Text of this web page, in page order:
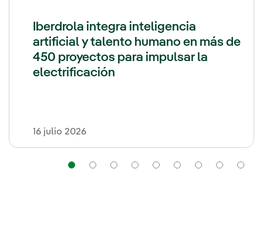
Iberdrola integra inteligencia
artificial y talento humano en más de
450 proyectos para impulsar la
electrificación
16 julio 2026
NavegaciónNavegaciónNavegaciónNavegaciónNavegaciónNavegación